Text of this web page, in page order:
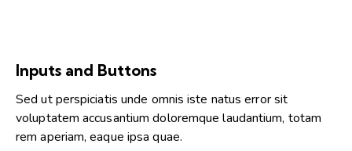
Inputs and Buttons
Sed ut perspiciatis unde omnis iste natus error sit
voluptatem accusantium doloremque laudantium, totam
rem aperiam, eaque ipsa quae.